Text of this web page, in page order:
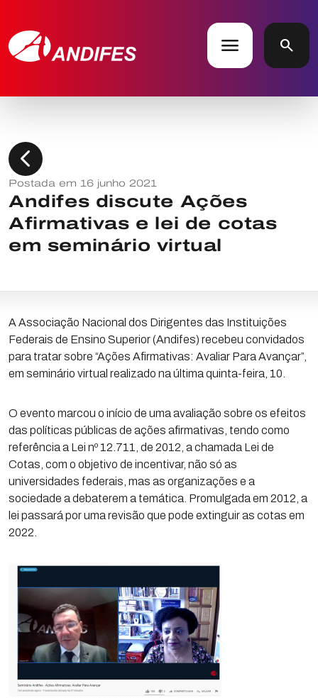
menu search
chevron_left
Postada em 16 junho 2021
Andifes discute Ações
Afirmativas e lei de cotas
em seminário virtual
A Associação Nacional dos Dirigentes das Instituições
Federais de Ensino Superior (Andifes) recebeu convidados
para tratar sobre “Ações Afirmativas: Avaliar Para Avançar”,
em seminário virtual realizado na última quinta-feira, 10.
O evento marcou o início de uma avaliação sobre os efeitos
das políticas públicas de ações afirmativas, tendo como
referência a Lei nº 12.711, de 2012, a chamada Lei de
Cotas, com o objetivo de incentivar, não só as
universidades federais, mas as organizações e a
sociedade a debaterem a temática. Promulgada em 2012, a
lei passará por uma revisão que pode extinguir as cotas em
2022.